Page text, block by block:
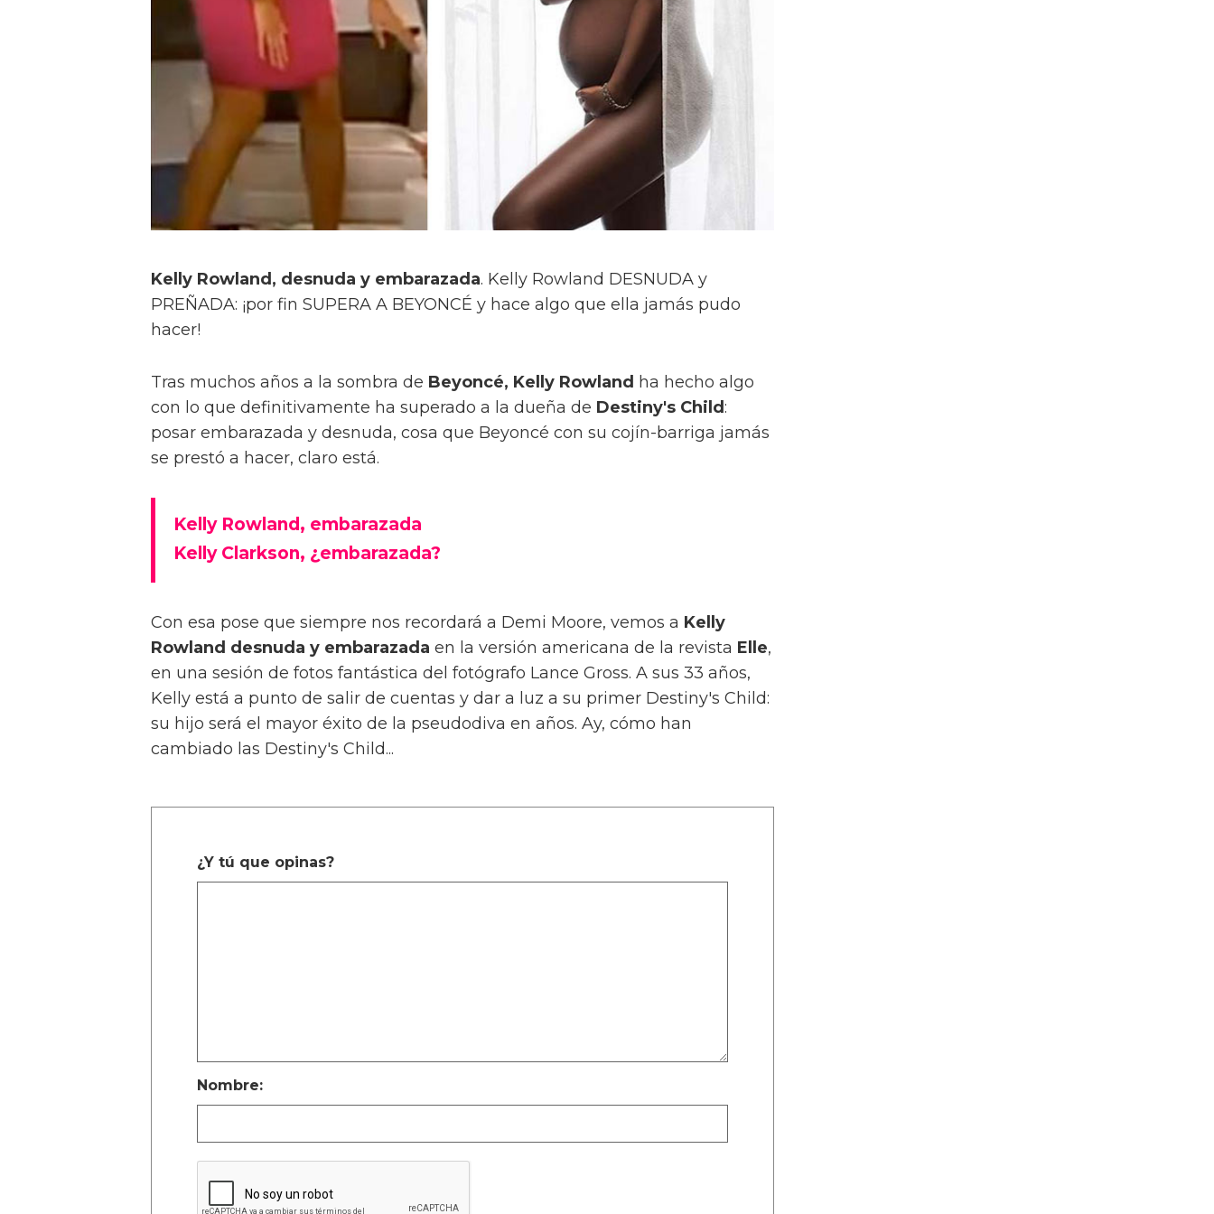
Kelly Rowland, desnuda y embarazada. Kelly Rowland DESNUDA y
PREÑADA: ¡por fin SUPERA A BEYONCÉ y hace algo que ella jamás pudo
hacer!
Tras muchos años a la sombra de Beyoncé, Kelly Rowland ha hecho algo
con lo que definitivamente ha superado a la dueña de Destiny's Child :
posar embarazada y desnuda, cosa que Beyoncé con su cojín-barriga jamás
se prestó a hacer, claro está.
Kelly Rowland, embarazada
Kelly Clarkson, ¿embarazada?
Con esa pose que siempre nos recordará a Demi Moore, vemos a Kelly
Rowland desnuda y embarazada en la versión americana de la revista Elle,
en una sesión de fotos fantástica del fotógrafo Lance Gross. A sus 33 años,
Kelly está a punto de salir de cuentas y dar a luz a su primer Destiny's Child:
su hijo será el mayor éxito de la pseudodiva en años. Ay, cómo han
cambiado las Destiny's Child...
¿Y tú que opinas?
Nombre: